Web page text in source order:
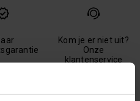
Kom je er niet uit?
Onze
klantenservice